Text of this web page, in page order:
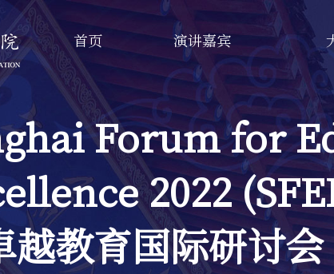
首页 演讲嘉宾
Forum for
2022
越教育国际研讨会